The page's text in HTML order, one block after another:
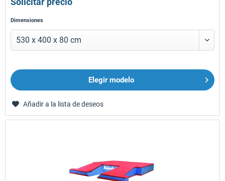
Dimensiones
Elegir modelo
Añadir a la lista de deseos